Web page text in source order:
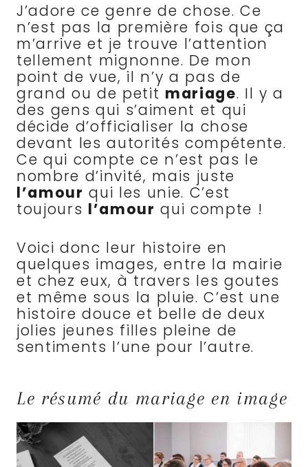
J’adore ce genre de chose. Ce
n’est pas la première fois que ça
m’arrive et je trouve l’attention
tellement mignonne. De mon
point de vue, il n’y a pas de
grand ou de petit mariage. Il y a
des gens qui s’aiment et qui
décide d’officialiser la chose
devant les autorités compétente.
Ce qui compte ce n’est pas le
nombre d’invité, mais juste
l’amour qui les unie. C’est
toujours l’amour qui compte !
Voici donc leur histoire en
quelques images, entre la mairie
et chez eux, à travers les goutes
et même sous la pluie. C’est une
histoire douce et belle de deux
jolies jeunes filles pleine de
sentiments l’une pour l’autre.
Le résumé du mariage en image